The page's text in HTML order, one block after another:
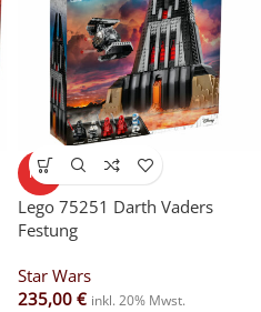
HOT
Lego 75251 Darth Vaders
Festung
Star Wars
235,00 € inkl. 20% Mwst.